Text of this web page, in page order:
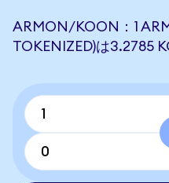
ARMON/KOON：1
TOKENIZED)は3.2785